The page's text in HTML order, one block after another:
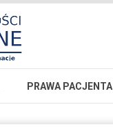
PRAWA PACJENTA